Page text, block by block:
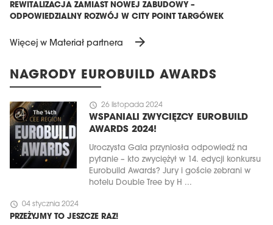
REWITALIZACJA ZAMIAST NOWEJ ZABUDOWY –
ODPOWIEDZIALNY ROZWÓJ W CITY POINT TARGÓWEK
Więcej w Materiał partnera arrow_forward
NAGRODY EUROBUILD AWARDS
schedule 26 listopada 2024
WSPANIALI ZWYCIĘZCY EUROBUILD
AWARDS 2024!
Uroczysta Gala przyniosła odpowiedź na
pytanie – kto zwyciężył w 14. edycji konkursu
Eurobuild Awards? Jury i goście zebrani w
hotelu Double Tree by H ...
schedule 04 stycznia 2024
PRZEŻYJMY TO JESZCZE RAZ!